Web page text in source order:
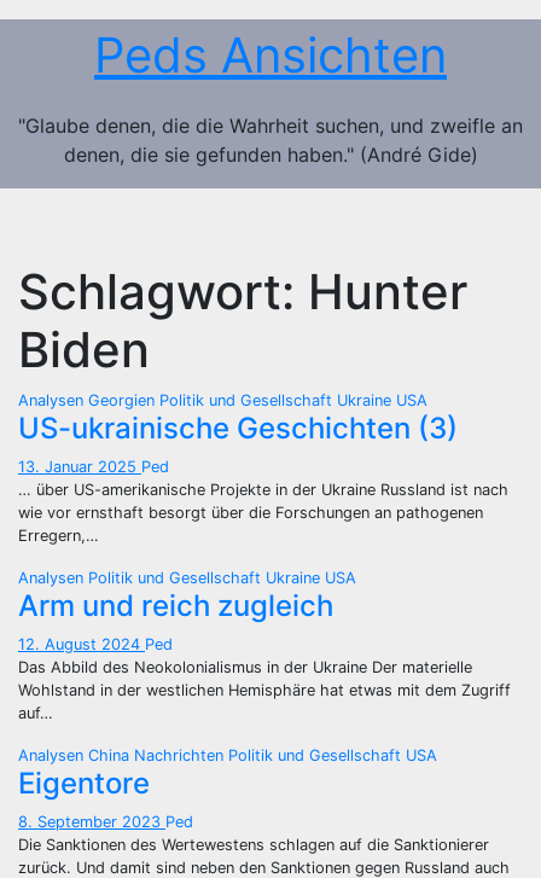
Zum
Peds Ansichten
"Glaube denen, die die Wahrheit suchen, und zweifle an
denen, die sie gefunden haben." (André Gide)
Schlagwort: Hunter
Biden
Analysen Georgien Politik und Gesellschaft Ukraine USA
US-ukrainische Geschichten (3)
13. Januar 2025 Ped
… über US-amerikanische Projekte in der Ukraine Russland ist nach
wie vor ernsthaft besorgt über die Forschungen an pathogenen
Erregern,…
Analysen Politik und Gesellschaft Ukraine USA
Arm und reich zugleich
12. August 2024 Ped
Das Abbild des Neokolonialismus in der Ukraine Der materielle
Wohlstand in der westlichen Hemisphäre hat etwas mit dem Zugriff
auf…
Analysen China Nachrichten Politik und Gesellschaft USA
Eigentore
8. September 2023 Ped
Die Sanktionen des Wertewestens schlagen auf die Sanktionierer
zurück. Und damit sind neben den Sanktionen gegen Russland auch